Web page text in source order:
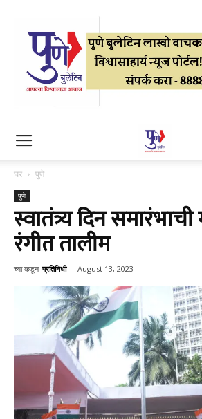
घर पुणे
पुणे
स्वातंत्र्य दिन
रंगीत तालीम
च्या कडून प्रतिनिधी - August 13, 2023